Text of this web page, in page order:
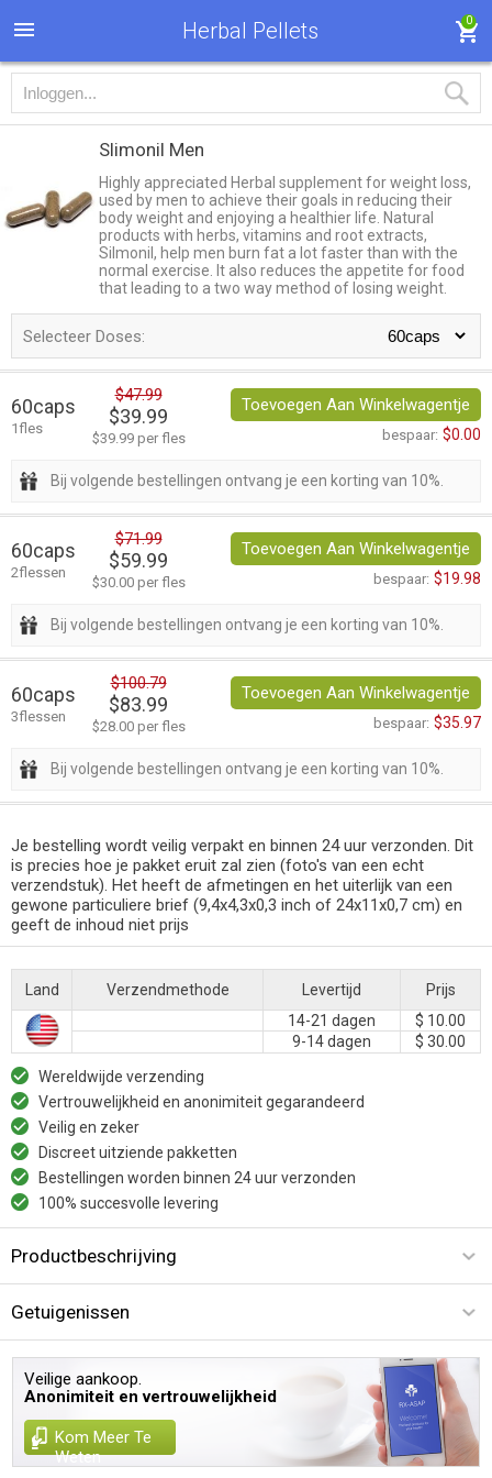
Herbal Pellets 0
Slimonil Men
Highly appreciated Herbal supplement for weight loss,
used by men to achieve their goals in reducing their
body weight and enjoying a healthier life. Natural
products with herbs, vitamins and root extracts,
Silmonil, help men burn fat a lot faster than with the
normal exercise. It also reduces the appetite for food
that leading to a two way method of losing weight.
Selecteer Doses:
60caps
1fles
$47.99
$39.99
$39.99 per fles
Toevoegen Aan Winkelwagentje
bespaar: $0.00
Bij volgende bestellingen ontvang je een korting van 10%.
60caps
2flessen
$71.99
$59.99
$30.00 per fles
Toevoegen Aan Winkelwagentje
bespaar: $19.98
Bij volgende bestellingen ontvang je een korting van 10%.
60caps
3flessen
$100.79
$83.99
$28.00 per fles
Toevoegen Aan Winkelwagentje
bespaar: $35.97
Bij volgende bestellingen ontvang je een korting van 10%.
Je bestelling wordt veilig verpakt en binnen 24 uur verzonden. Dit
is precies hoe je pakket eruit zal zien (foto's van een echt
verzendstuk). Het heeft de afmetingen en het uiterlijk van een
gewone particuliere brief (9,4x4,3x0,3 inch of 24x11x0,7 cm) en
geeft de inhoud niet prijs
Land Verzendmethode Levertijd
Prijs
14-21 dagen
$ 10.00
9-14 dagen
$ 30.00
Wereldwijde verzending
Vertrouwelijkheid en anonimiteit gegarandeerd
Veilig en zeker
Discreet uitziende pakketten
Bestellingen worden binnen 24 uur verzonden
100% succesvolle levering
Productbeschrijving
Getuigenissen
Veilige aankoop.
Anonimiteit en vertrouwelijkheid
Kom Meer Te
Weten